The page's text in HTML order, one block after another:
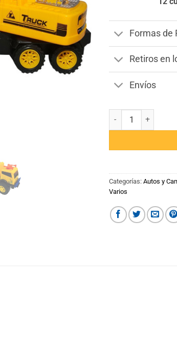
Formas de
Retiros en
Envíos
Camiones
Categorías: Autos y
Varios